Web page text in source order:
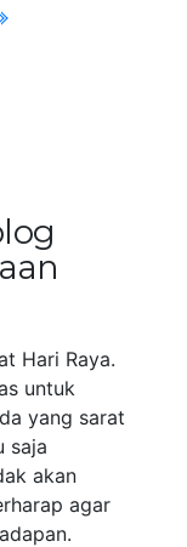
Hari Raya.
untuk
yang sarat
saja
akan
agar